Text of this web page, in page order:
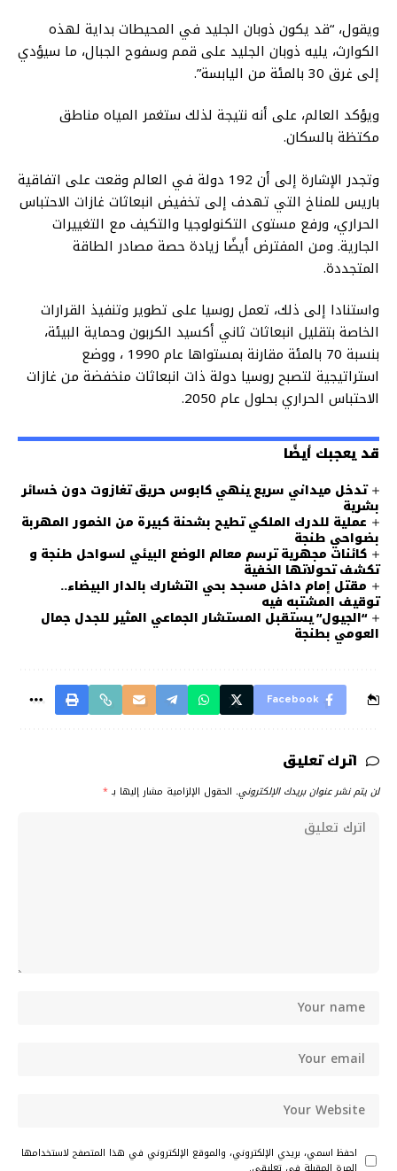
ويقول، “قد يكون ذوبان الجليد في المحيطات بداية لهذه
الكوارث، يليه ذوبان الجليد على قمم وسفوح الجبال، ما سيؤدي
إلى غرق 30 بالمئة من اليابسة”.
ويؤكد العالم، على أنه نتيجة لذلك ستغمر المياه مناطق
مكتظة بالسكان.
وتجدر الإشارة إلى أن 192 دولة في العالم وقعت على اتفاقية
باريس للمناخ التي تهدف إلى تخفيض انبعاثات غازات الاحتباس
الحراري، ورفع مستوى التكنولوجيا والتكيف مع التغييرات
الجارية. ومن المفترض أيضًا زيادة حصة مصادر الطاقة
المتجددة.
واستنادا إلى ذلك، تعمل روسيا على تطوير وتنفيذ القرارات
الخاصة بتقليل انبعاثات ثاني أكسيد الكربون وحماية البيئة،
بنسبة 70 بالمئة مقارنة بمستواها عام 1990 ، ووضع
استراتيجية لتصبح روسيا دولة ذات انبعاثات منخفضة من غازات
الاحتباس الحراري بحلول عام 2050.
قد يعجبك أيضًا
تدخل ميداني سريع ينهي كابوس حريق تغازوت دون خسائر
بشرية
عملية للدرك الملكي تطيح بشحنة كبيرة من الخمور المهربة
بضواحي طنجة
كائنات مجهرية ترسم معالم الوضع البيئي لسواحل طنجة و
تكشف تحولاتها الخفية
مقتل إمام داخل مسجد بحي التشارك بالدار البيضاء..
توقيف المشتبه فيه
“الجيول” يستقبل المستشار الجماعي المثير للجدل جمال
العومي بطنجة
Facebook
اترك تعليق
لن يتم نشر عنوان بريدك الإلكتروني. الحقول الإلزامية مشار إليها بـ *
احفظ اسمي، بريدي الإلكتروني، والموقع الإلكتروني في هذا المتصفح لاستخدامها